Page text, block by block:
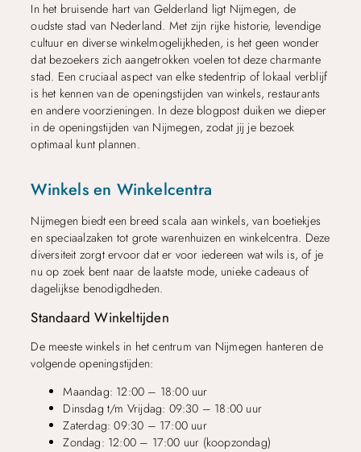
In het bruisende hart van Gelderland ligt Nijmegen, de
oudste stad van Nederland. Met zijn rijke historie, levendige
cultuur en diverse winkelmogelijkheden, is het geen wonder
dat bezoekers zich aangetrokken voelen tot deze charmante
stad. Een cruciaal aspect van elke stedentrip of lokaal verblijf
is het kennen van de openingstijden van winkels, restaurants
en andere voorzieningen. In deze blogpost duiken we dieper
in de openingstijden van Nijmegen, zodat jij je bezoek
optimaal kunt plannen.
Winkels en Winkelcentra
Nijmegen biedt een breed scala aan winkels, van boetiekjes
en speciaalzaken tot grote warenhuizen en winkelcentra. Deze
diversiteit zorgt ervoor dat er voor iedereen wat wils is, of je
nu op zoek bent naar de laatste mode, unieke cadeaus of
dagelijkse benodigdheden.
Standaard Winkeltijden
De meeste winkels in het centrum van Nijmegen hanteren de
volgende openingstijden:
Maandag: 12:00 – 18:00 uur
Dinsdag t/m Vrijdag: 09:30 – 18:00 uur
Zaterdag: 09:30 – 17:00 uur
Zondag: 12:00 – 17:00 uur (koopzondag)